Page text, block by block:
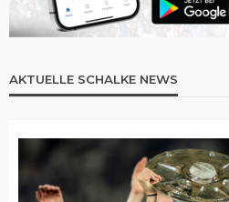
AKTUELLE SCHALKE NEWS